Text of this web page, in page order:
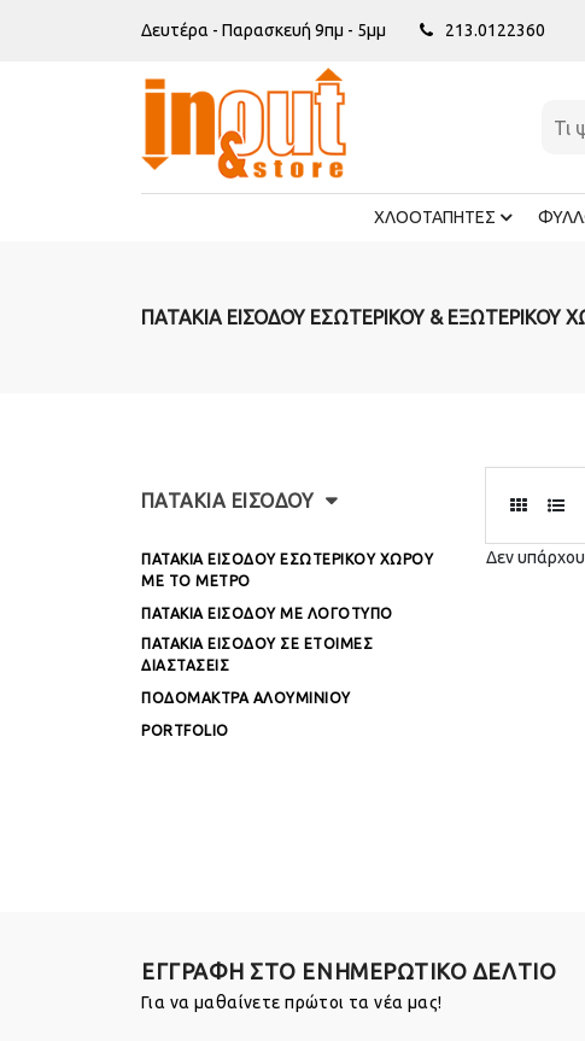
Δευτέρα - Παρασκευή 9πμ - 5μμ 213.0122360
ΧΛΟΟΤΑΠΗΤΕΣ
ΠΑΤΑΚΙΑ ΕΙΣΟΔΟΥ ΕΣΩΤΕΡΙΚΟΥ & ΕΞΩΤΕΡΙΚΟΥ
ΠΑΤΑΚΙΑ ΕΙΣΟΔΟΥ
ΠΑΤΑΚΙΑ ΕΙΣΟΔΟΥ ΕΣΩΤΕΡΙΚΟΥ ΧΩΡΟΥ
ΜΕ ΤΟ ΜΕΤΡΟ
ΠΑΤΑΚΙΑ ΕΙΣΟΔΟΥ ΜΕ ΛΟΓΟΤΥΠΟ
ΠΑΤΑΚΙΑ ΕΙΣΟΔΟΥ ΣΕ ΕΤΟΙΜΕΣ
ΔΙΑΣΤΑΣΕΙΣ
ΠΟΔΟΜΑΚΤΡΑ ΑΛΟΥΜΙΝΙΟΥ
PORTFOLIO
Δεν
ΕΓΓΡΑΦΗ ΣΤΟ ΕΝΗΜΕΡΩΤΙΚΟ ΔΕΛΤΙΟ
Για να μαθαίνετε πρώτοι τα νέα μας!